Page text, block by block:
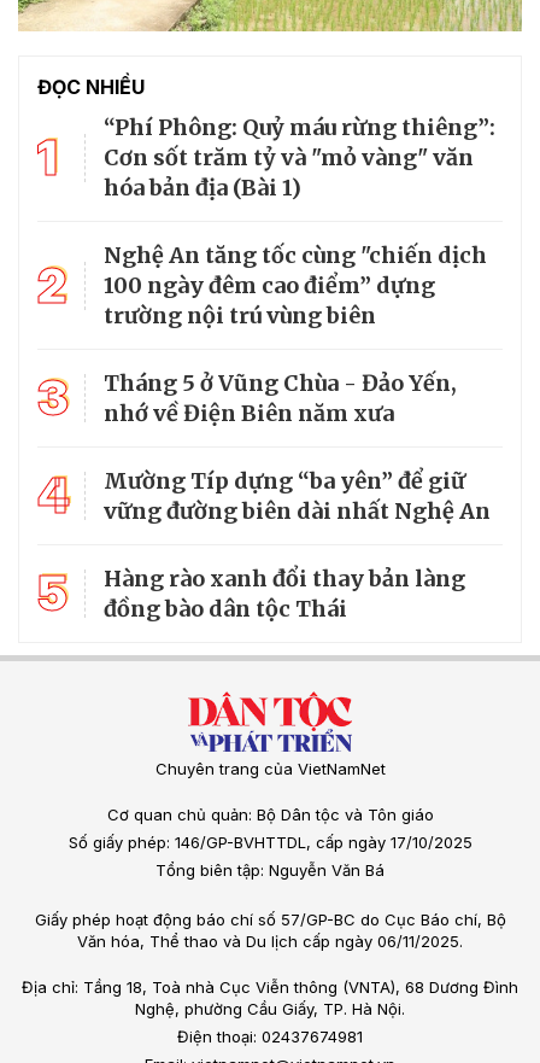
ĐỌC NHIỀU
1
“Phí Phông: Quỷ máu rừng thiêng”:
Cơn sốt trăm tỷ và "mỏ vàng" văn
hóa bản địa (Bài 1)
2
Nghệ An tăng tốc cùng "chiến dịch
100 ngày đêm cao điểm” dựng
trường nội trú vùng biên
3
Tháng 5 ở Vũng Chùa - Đảo Yến,
nhớ về Điện Biên năm xưa
4
Mường Típ dựng “ba yên” để giữ
vững đường biên dài nhất Nghệ An
5
Hàng rào xanh đổi thay bản làng
đồng bào dân tộc Thái
Chuyên trang của VietNamNet
Cơ quan chủ quản: Bộ Dân tộc và Tôn giáo
Số giấy phép: 146/GP-BVHTTDL, cấp ngày 17/10/2025
Tổng biên tập: Nguyễn Văn Bá
Giấy phép hoạt động báo chí số 57/GP-BC do Cục Báo chí, Bộ
Văn hóa, Thể thao và Du lịch cấp ngày 06/11/2025.
Địa chỉ: Tầng 18, Toà nhà Cục Viễn thông (VNTA), 68 Dương Đình
Nghệ, phường Cầu Giấy, TP. Hà Nội.
Điện thoại: 02437674981